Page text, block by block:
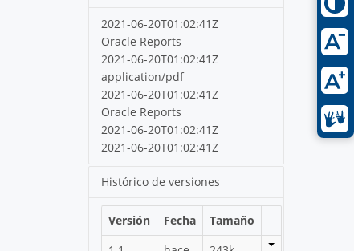
2021-06-20T01:02:41Z
Oracle Reports
2021-06-20T01:02:41Z
application/pdf
2021-06-20T01:02:41Z
Oracle Reports
2021-06-20T01:02:41Z
2021-06-20T01:02:41Z
Histórico de versiones
Versión Fecha
Tamaño